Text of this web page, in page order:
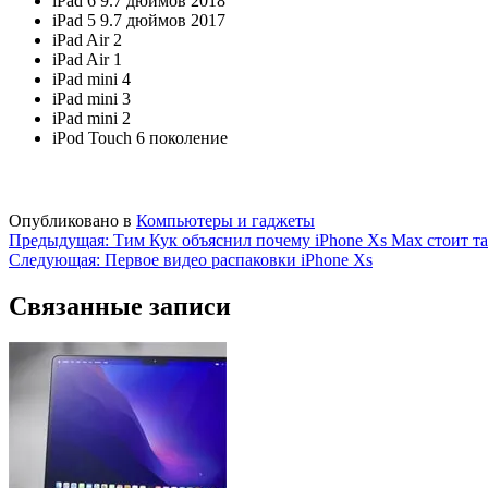
iPad 5 9.7 дюймов 2017
iPad Air 2
iPad Air 1
iPad mini 4
iPad mini 3
iPad mini 2
iPod Touch 6 поколение
Опубликовано в Компьютеры и гаджеты
Навигация
по
записям
Предыдущая: Тим Кук объяснил почему iPhone Xs Max стоит
Следующая: Первое видео распаковки iPhone Xs
Связанные записи